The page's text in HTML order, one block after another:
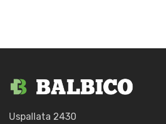
Uspallata 2430